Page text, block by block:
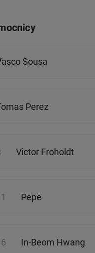
Sousa
Perez
Victor Froholdt
Pepe
In-Beom Hwang